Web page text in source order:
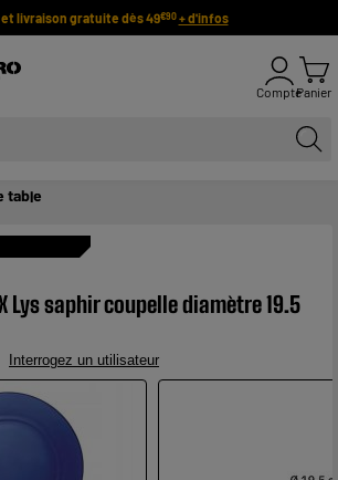
et livraison gratuite dès 49€90 + d'infos
ComptePanier
table
Lys saphir coupelle diamètre 19.5
Interrogez un utilisateur